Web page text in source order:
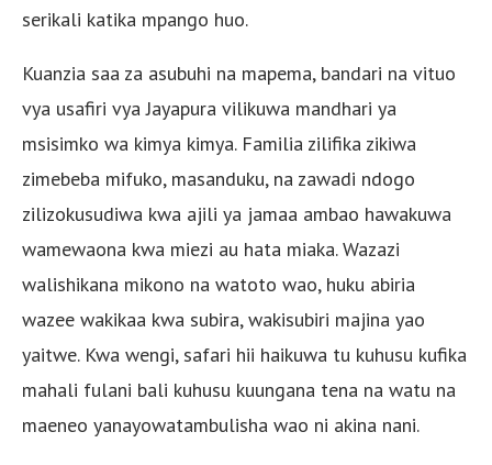
serikali katika mpango huo.
Kuanzia saa za asubuhi na mapema, bandari na vituo
vya usafiri vya Jayapura vilikuwa mandhari ya
msisimko wa kimya kimya. Familia zilifika zikiwa
zimebeba mifuko, masanduku, na zawadi ndogo
zilizokusudiwa kwa ajili ya jamaa ambao hawakuwa
wamewaona kwa miezi au hata miaka. Wazazi
walishikana mikono na watoto wao, huku abiria
wazee wakikaa kwa subira, wakisubiri majina yao
yaitwe. Kwa wengi, safari hii haikuwa tu kuhusu kufika
mahali fulani bali kuhusu kuungana tena na watu na
maeneo yanayowatambulisha wao ni akina nani.